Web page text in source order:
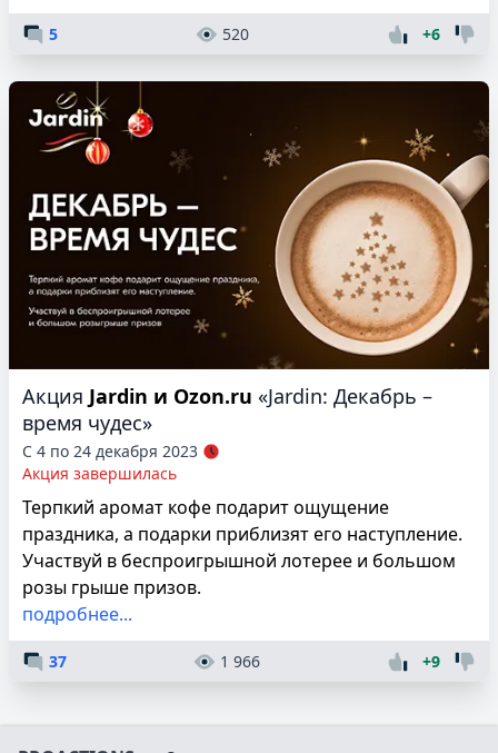
5 520 +6
Акция Jardin и Ozon.ru «Jardin: Декабрь –
время чудес»
С 4 по 24 декабря 2023
Акция завершилась
Терпкий аромат кофе подарит ощущение
праздника, а подарки приблизят его наступление.
Участвуй в беспроигрышной лотерее и большом
розы грыше призов.
подробнее...
37 1 966 +9